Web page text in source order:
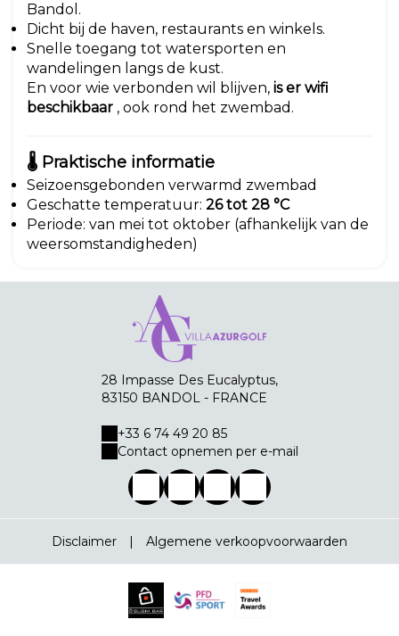
Bandol.
Dicht bij de haven, restaurants en winkels.
Snelle toegang tot watersporten en
wandelingen langs de kust.
En voor wie verbonden wil blijven, is er wifi
beschikbaar , ook rond het zwembad.
🌡️ Praktische informatie
Seizoensgebonden verwarmd zwembad
Geschatte temperatuur: 26 tot 28 °C
Periode: van mei tot oktober (afhankelijk van de
weersomstandigheden)
28 Impasse Des Eucalyptus,
83150 BANDOL - FRANCE
+33 6 74 49 20 85
Contact opnemen per e-mail
Disclaimer | Algemene verkoopvoorwaarden